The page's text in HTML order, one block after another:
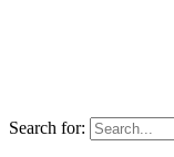
Search for: